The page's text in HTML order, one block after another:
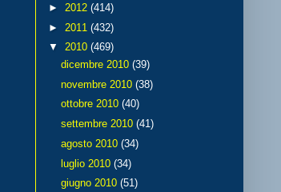
► 2012 (414)
► 2011 (432)
▼ 2010 (469)
dicembre 2010 (39)
novembre 2010 (38)
ottobre 2010 (40)
settembre 2010 (41)
agosto 2010 (34)
luglio 2010 (34)
giugno 2010 (51)